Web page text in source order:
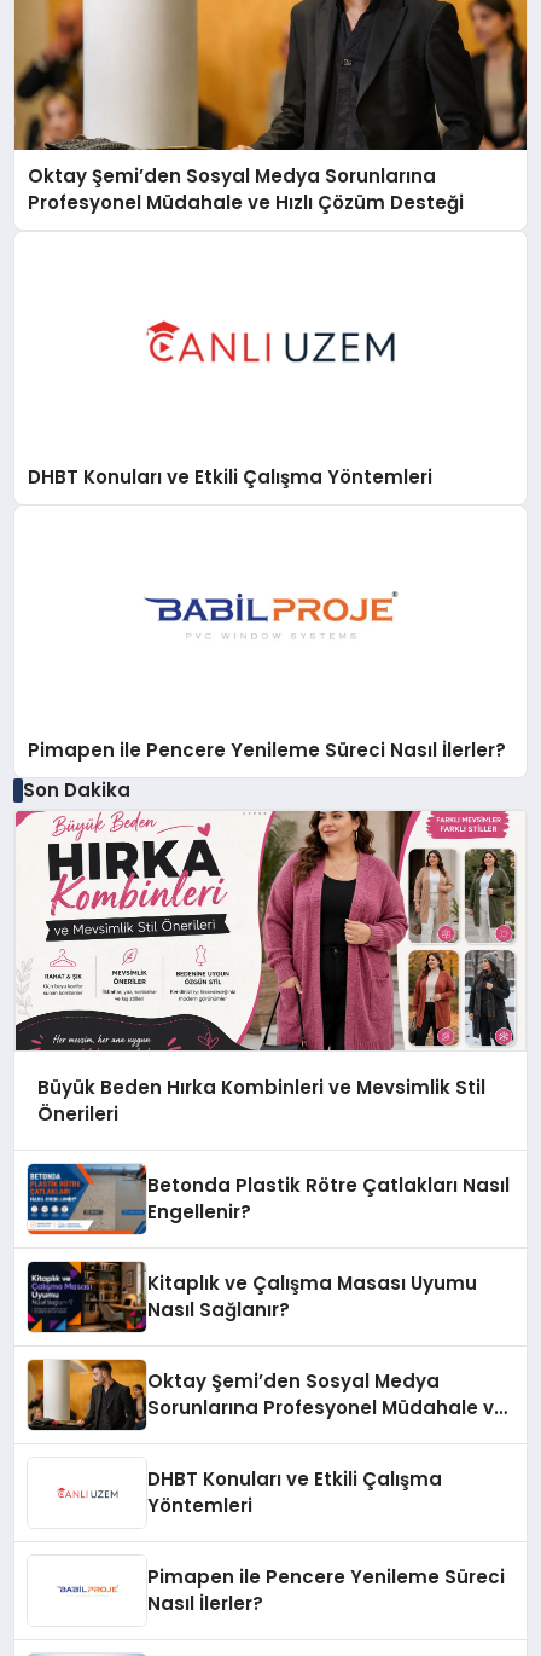
Oktay Şemi’den Sosyal Medya Sorunlarına
Profesyonel Müdahale ve Hızlı Çözüm Desteği
DHBT Konuları ve Etkili Çalışma Yöntemleri
Pimapen ile Pencere Yenileme Süreci Nasıl İlerler?
Son Dakika
Büyük Beden Hırka Kombinleri ve Mevsimlik Stil
Önerileri
Betonda Plastik Rötre Çatlakları Nasıl
Engellenir?
Kitaplık ve Çalışma Masası Uyumu
Nasıl Sağlanır?
Oktay Şemi’den Sosyal Medya
Sorunlarına Profesyonel Müdahale ve
DHBT Konuları ve Etkili Çalışma
Yöntemleri
Pimapen ile Pencere Yenileme Süreci
Nasıl İlerler?